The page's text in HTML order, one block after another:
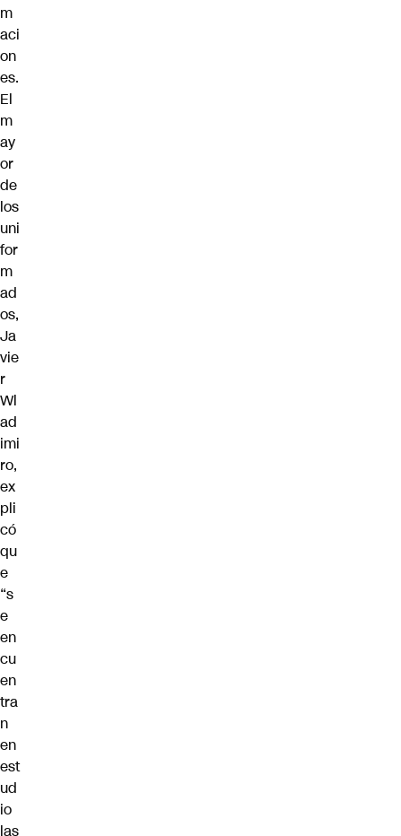
m
aci
on
es.
El
m
ay
or
de
los
uni
for
m
ad
os,
Ja
vie
r
Wl
ad
imi
ro,
ex
pli
có
qu
e
“s
e
en
cu
en
tra
n
en
est
ud
io
las